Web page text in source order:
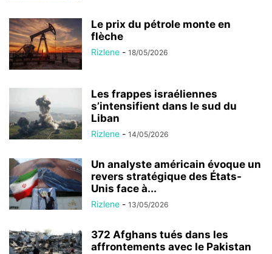
Le prix du pétrole monte en
flèche
Rizlene - 18/05/2026
Les frappes israéliennes
s’intensifient dans le sud du
Liban
Rizlene - 14/05/2026
Un analyste américain évoque un
revers stratégique des États-
Unis face à...
Rizlene - 13/05/2026
372 Afghans tués dans les
affrontements avec le Pakistan